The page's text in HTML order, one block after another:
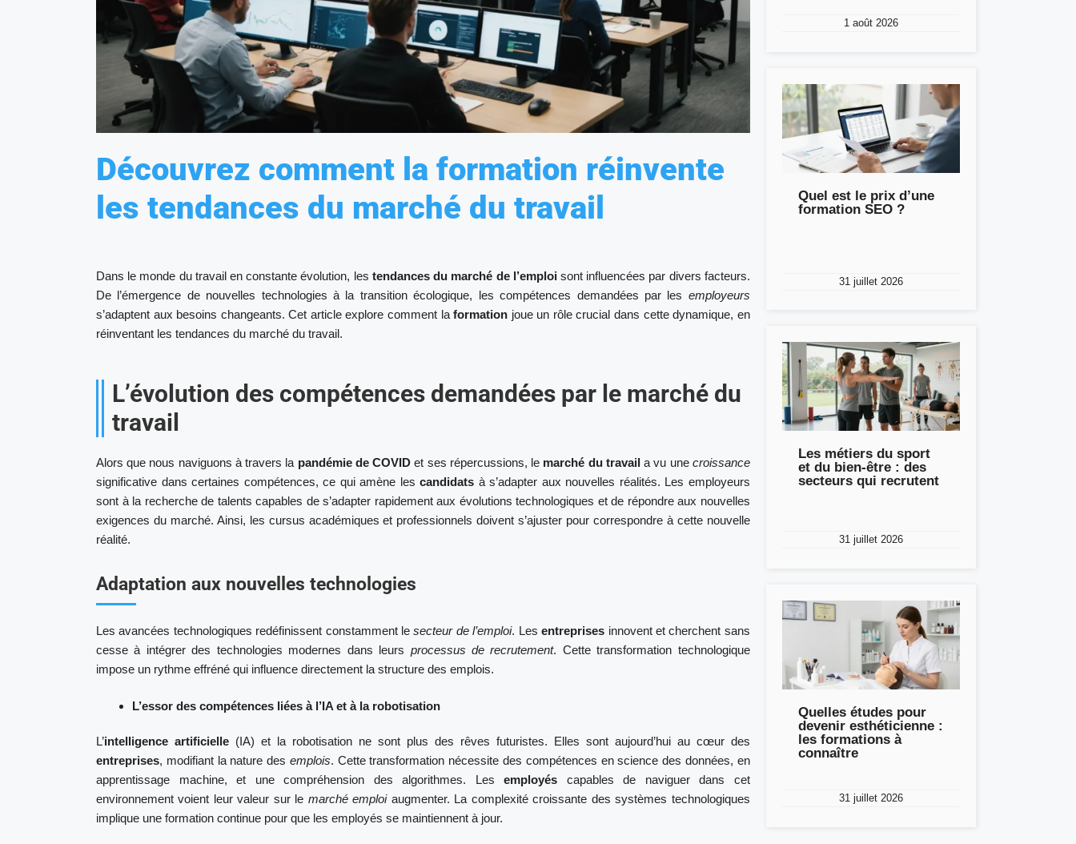
Découvrez comment la formation réinvente
les tendances du marché du travail
Dans le monde du travail en constante évolution, les tendances du marché de l’emploisont influencées par divers facteurs.
De l’émergence de nouvelles technologies à la transition écologique, les compétences demandées par les employeurs
s’adaptent aux besoins changeants. Cet article explore comment laformation joue un rôle crucial dans cette dynamique, en
réinventant les tendances du marché du travail.
L’évolution des compétences demandées par le marché du
travail
Alors que nous naviguons à travers la pandémie de COVID et ses répercussions, le marché du travaila vu une croissance
significative dans certaines compétences, ce qui amène lescandidats à s’adapter aux nouvelles réalités. Les employeurs
sont à la recherche de talents capables de s’adapter rapidement aux évolutions technologiques et de répondre aux nouvelles
exigences du marché. Ainsi, les cursus académiques et professionnels doivent s’ajuster pour correspondre à cette nouvelle
réalité.
Adaptation aux nouvelles technologies
Les avancées technologiques redéfinissent constamment lesecteur de l’emploi. Lesentreprises innovent et cherchent sans
cesse à intégrer des technologies modernes dans leurs processus de recrutement. Cette transformation technologique
impose un rythme effréné qui influence directement la structure des emplois.
L’essor des compétences liées à l’IA et à la robotisation
L’intelligence artificielle (IA) et la robotisation ne sont plus des rêves futuristes. Elles sont aujourd’hui au cœur des
entreprises, modifiant la nature des emplois. Cette transformation nécessite des compétences en science des données, en
apprentissage machine, et une compréhension des algorithmes. Lesemployés capables de naviguer dans cet
environnement voient leur valeur sur le marché emploiaugmenter. La complexité croissante des systèmes technologiques
implique une formation continue pour que les employés se maintiennent à jour.
1 août 2026
Quel est le prix d’une
formation SEO ?
31 juillet 2026
Les métiers du sport
et du bien-être : des
secteurs qui recrutent
31 juillet 2026
Quelles études pour
devenir esthéticienne :
les formations à
connaître
31 juillet 2026